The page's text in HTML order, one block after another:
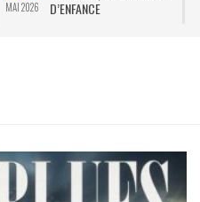
MAI 2026
D’ENFANCE